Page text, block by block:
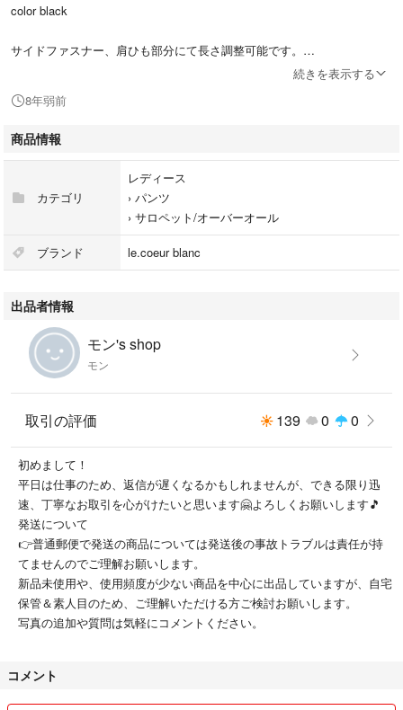
color black
サイドファスナー、肩ひも部分にて長さ調整可能です。
KBF
アーバンリサーチ
ナノユニバース
スローブイエナ
続きを表示する
8年弱前
商品情報
カテゴリ
レディース
› パンツ
› サロペット/オーバーオール
ブランド le.coeur blanc
出品者情報
モン's shop
モン
取引の評価 139 0 0
初めまして！
平日は仕事のため、返信が遅くなるかもしれませんが、できる限り迅
速、丁寧なお取引を心がけたいと思います🤗よろしくお願いします🎵
発送について
👉普通郵便で発送の商品については発送後の事故トラブルは責任が持
てませんのでご理解お願いします。
新品未使用や、使用頻度が少ない商品を中心に出品していますが、自宅
保管＆素人目のため、ご理解いただける方ご検討お願いします。
写真の追加や質問は気軽にコメントください。
コメント